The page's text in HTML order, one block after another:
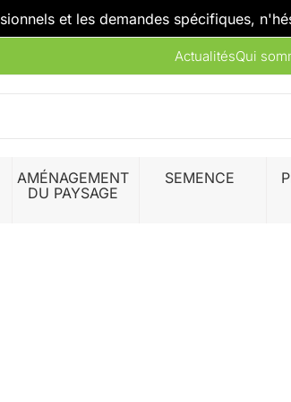
et les demandes spécifiques,
ActualitésQui
AMÉNAGEMENT
DU PAYSAGE
SEMENCE